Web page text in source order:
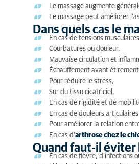
Le massage augmente
Le massage peut améliorer
Dans quels cas le
En cas de tensions
Courbatures ou douleur,
Mauvaise circulation et
Échauffement avant
Pour réduire le stress,
Sur du tissu cicatriciel,
En cas de rigidité et de
En cas de douleurs
Pour améliorer la relation
En cas d'arthrose chez le
Quand faut-il éviter
En cas de fièvre, d'infections